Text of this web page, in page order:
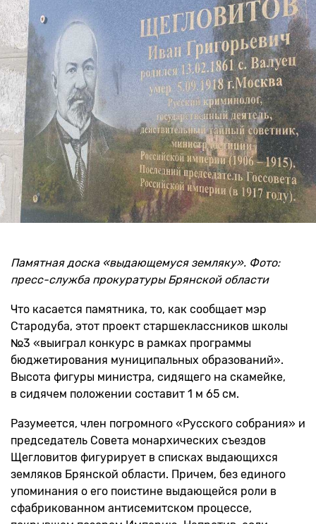
Памятная доска «выдающемуся земляку». Фото:
пресс-служба прокуратуры Брянской области
Что касается памятника, то, как сообщает мэр
Стародуба, этот проект старшеклассников школы
№3 «выиграл конкурс в рамках программы
бюджетирования муниципальных образований».
Высота фигуры министра, сидящего на скамейке,
в сидячем положении составит 1 м 65 см.
Разумеется, член погромного «Русского собрания» и
председатель Совета монархических съездов
Щегловитов фигурирует в списках выдающихся
земляков Брянской области. Причем, без единого
упоминания о его поистине выдающейся роли в
сфабрикованном антисемитском процессе,